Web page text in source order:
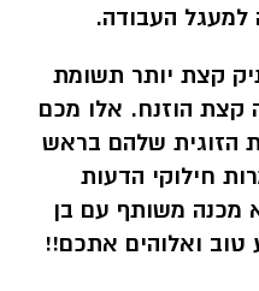
העבודה.
קצת יותר תשומת
קצת הוזנח. אלו מכם
הזוגית שלהם בראש
חילוקי הדעות
מכנה משותף עם בן
טוב ואלוהים אתכם!!